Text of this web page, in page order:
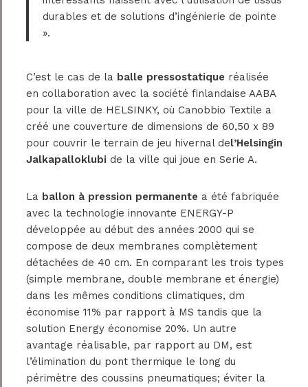
durables et de solutions d’ingénierie de pointe
».
C’est le cas de la balle pressostatique réalisée
en collaboration avec la société finlandaise AABA
pour la ville de HELSINKY, où Canobbio Textile a
créé une couverture de dimensions de 60,50 x 89
pour couvrir le terrain de jeu hivernal del’Helsingin
Jalkapalloklubi de la ville qui joue en Serie A.
La ballon à pression permanente a été fabriquée
avec la technologie innovante ENERGY-P
développée au début des années 2000 qui se
compose de deux membranes complètement
détachées de 40 cm. En comparant les trois types
(simple membrane, double membrane et énergie)
dans les mêmes conditions climatiques, dm
économise 11% par rapport à MS tandis que la
solution Energy économise 20%. Un autre
avantage réalisable, par rapport au DM, est
l’élimination du pont thermique le long du
périmètre des coussins pneumatiques; éviter la